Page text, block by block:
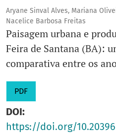
avaliações críticas e reflexões
linguagens urbanas, espaço
eruditos e especializados
e cidadania).
Qualis: A3
Área do conhecimento
Ano de fundação
E-ISSN
Título abreviado: Urbana:
Aryane Sinval Alves, Mariana
Nacelice Barbosa Freitas
Paisagem urbana e
Feira de Santana (BA):
comparativa entre os
PDF
DOI:
https://doi.org/